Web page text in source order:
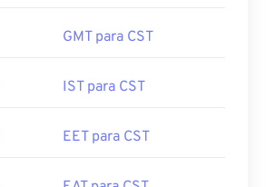
GMT para CST
IST para CST
EET para CST